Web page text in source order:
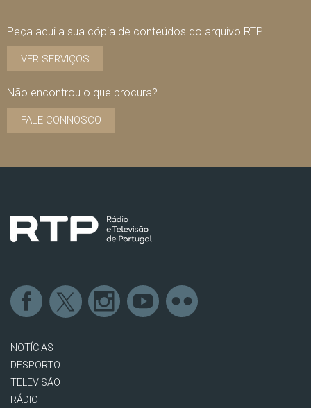
Peça aqui a sua cópia de conteúdos do arquivo RTP
VER SERVIÇOS
Não encontrou o que procura?
FALE CONNOSCO
NOTÍCIAS
DESPORTO
TELEVISÃO
RÁDIO